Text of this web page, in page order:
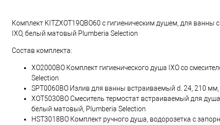
Комплект KITZXOT19QBO60 с гигиеническим душем, для
IXO, белый матовый Plumberia Selection
Состав комплекта:
XO2000BO Комплект гигиенического душа IXO со
Selection
SPT0060BO Излив для ванны встраиваемый d. 24, 210
XOT5030BO Смеситель термостат встраиваемый для
белый матовый, Plumberia Selection
HST3018BO Комплект ручного душа, водорозетка с